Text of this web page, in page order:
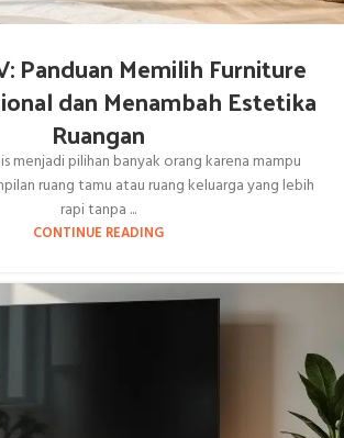
Panduan Memilih Furniture
dan Menambah Estetika
Ruangan
menjadi pilihan banyak orang karena mampu
ruang tamu atau ruang keluarga yang lebih
rapi tanpa ...
CONTINUE READING